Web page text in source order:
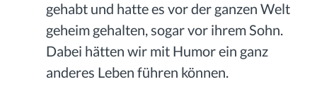
gehabt und hatte es vor der ganzen Welt
geheim gehalten, sogar vor ihrem Sohn.
Dabei hätten wir mit Humor ein ganz
anderes Leben führen können.